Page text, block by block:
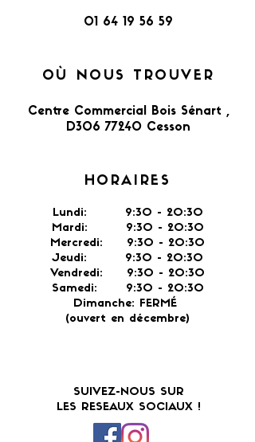
01 64 19 56 59
OÙ NOUS TROUVER
Centre Commercial Bois Sénart ,
D306 77240 Cesson​
HORAIRES
Lundi: 9:30 - 20:30
Mardi: 9:30 - 20:30
Mercredi: 9:30 - 20:30
Jeudi: 9:30 - 20:30
Vendredi: 9:30 - 20:30
Samedi: 9:30 - 20:30
Dimanche: FERMÉ
(ouvert en décembre)
SUIVEZ-NOUS SUR
LES RESEAUX SOCIAUX !